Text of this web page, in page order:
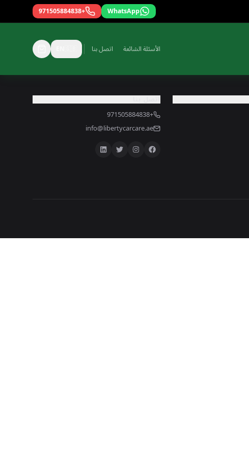
WhatsApp
+971505884838
الأسئلة الشائعة اتصل بنا
+971505884838
info@libertycarcare.ae